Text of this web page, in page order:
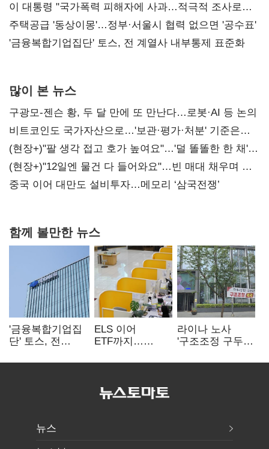
총선 지휘 못해"
이 대통령 "국가폭력 피해자에 사과…적극적 조사로
진실 밝혀야"
주택공급 '동상이몽'…정부·서울시 협력 없으면 '공수표'
'금융복합기업집단' 토스, 전 계열사 내부통제 표준화
많이 본 뉴스
구광모-젠슨 황, 두 달 만에 또 만난다…로봇·AI 등 논의
비트코인도 국가자산으로…'보관·평가·처분' 기준은
숙제
(현장+)"팔 생각 접고 호가 높여요"…'덜 똘똘한 한 채'
20억 키맞추기
(현장+)"12일엔 물건 다 들어와요"…빈 매대 채우며 문
연 홈플러스
중국 이어 대만도 설비투자…메모리 ‘삼국전쟁’
함께 볼만한 뉴스
'금융복합기업집
단' 토스, 전
표준화
ELS 이어
ETF까지…
제동 걸린 은행
라이나 노사
'구조조정 구두
뉴스